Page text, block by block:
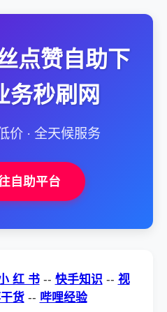
点赞自助下
务秒刷网
价 · 全天候服务
自助平台
红 书 -- 快手知识 -- 视
货 -- 哔哩经验